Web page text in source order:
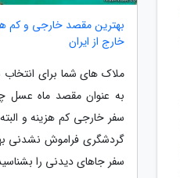
بهترین مقصد خارجی و کم
خارج از ایران
ملاک های شما برای
به عنوان مقصد ماه عسل
سفر خارجی کم هزینه و
گردشگری فراموش نشدنی
سفر جاهای دیدنی را